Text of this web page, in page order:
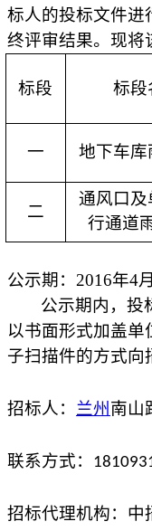
标人的投标文件进
终评审结果。现将
标段 标段
一 地下车库
二
通风口及
行通道
公示期：2016年4
公示期内，投
以书面形式加盖单
子扫描件的方式向
招标人： 兰州 南山
联系方式：
招标代理机构：中